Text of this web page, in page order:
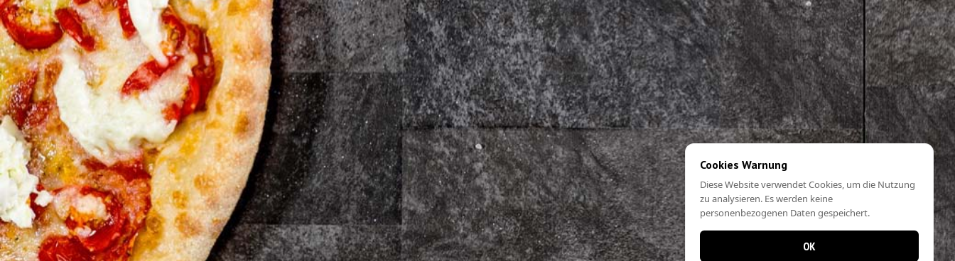
Cookies Warnung
Diese Website verwendet Cookies, um die Nutzung
zu analysieren. Es werden keine
personenbezogenen Daten gespeichert.
OK